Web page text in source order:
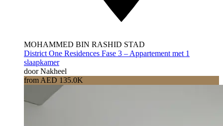
MOHAMMED BIN RASHID STAD
District One Residences Fase 3 – Appartement met 1
slaapkamer
door Nakheel
from AED 135.0K